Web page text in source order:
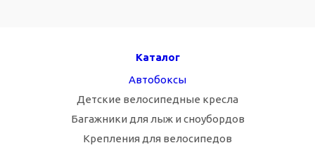
Каталог
Автобоксы
Детские велосипедные кресла
Багажники для лыж и сноубордов
Крепления для велосипедов